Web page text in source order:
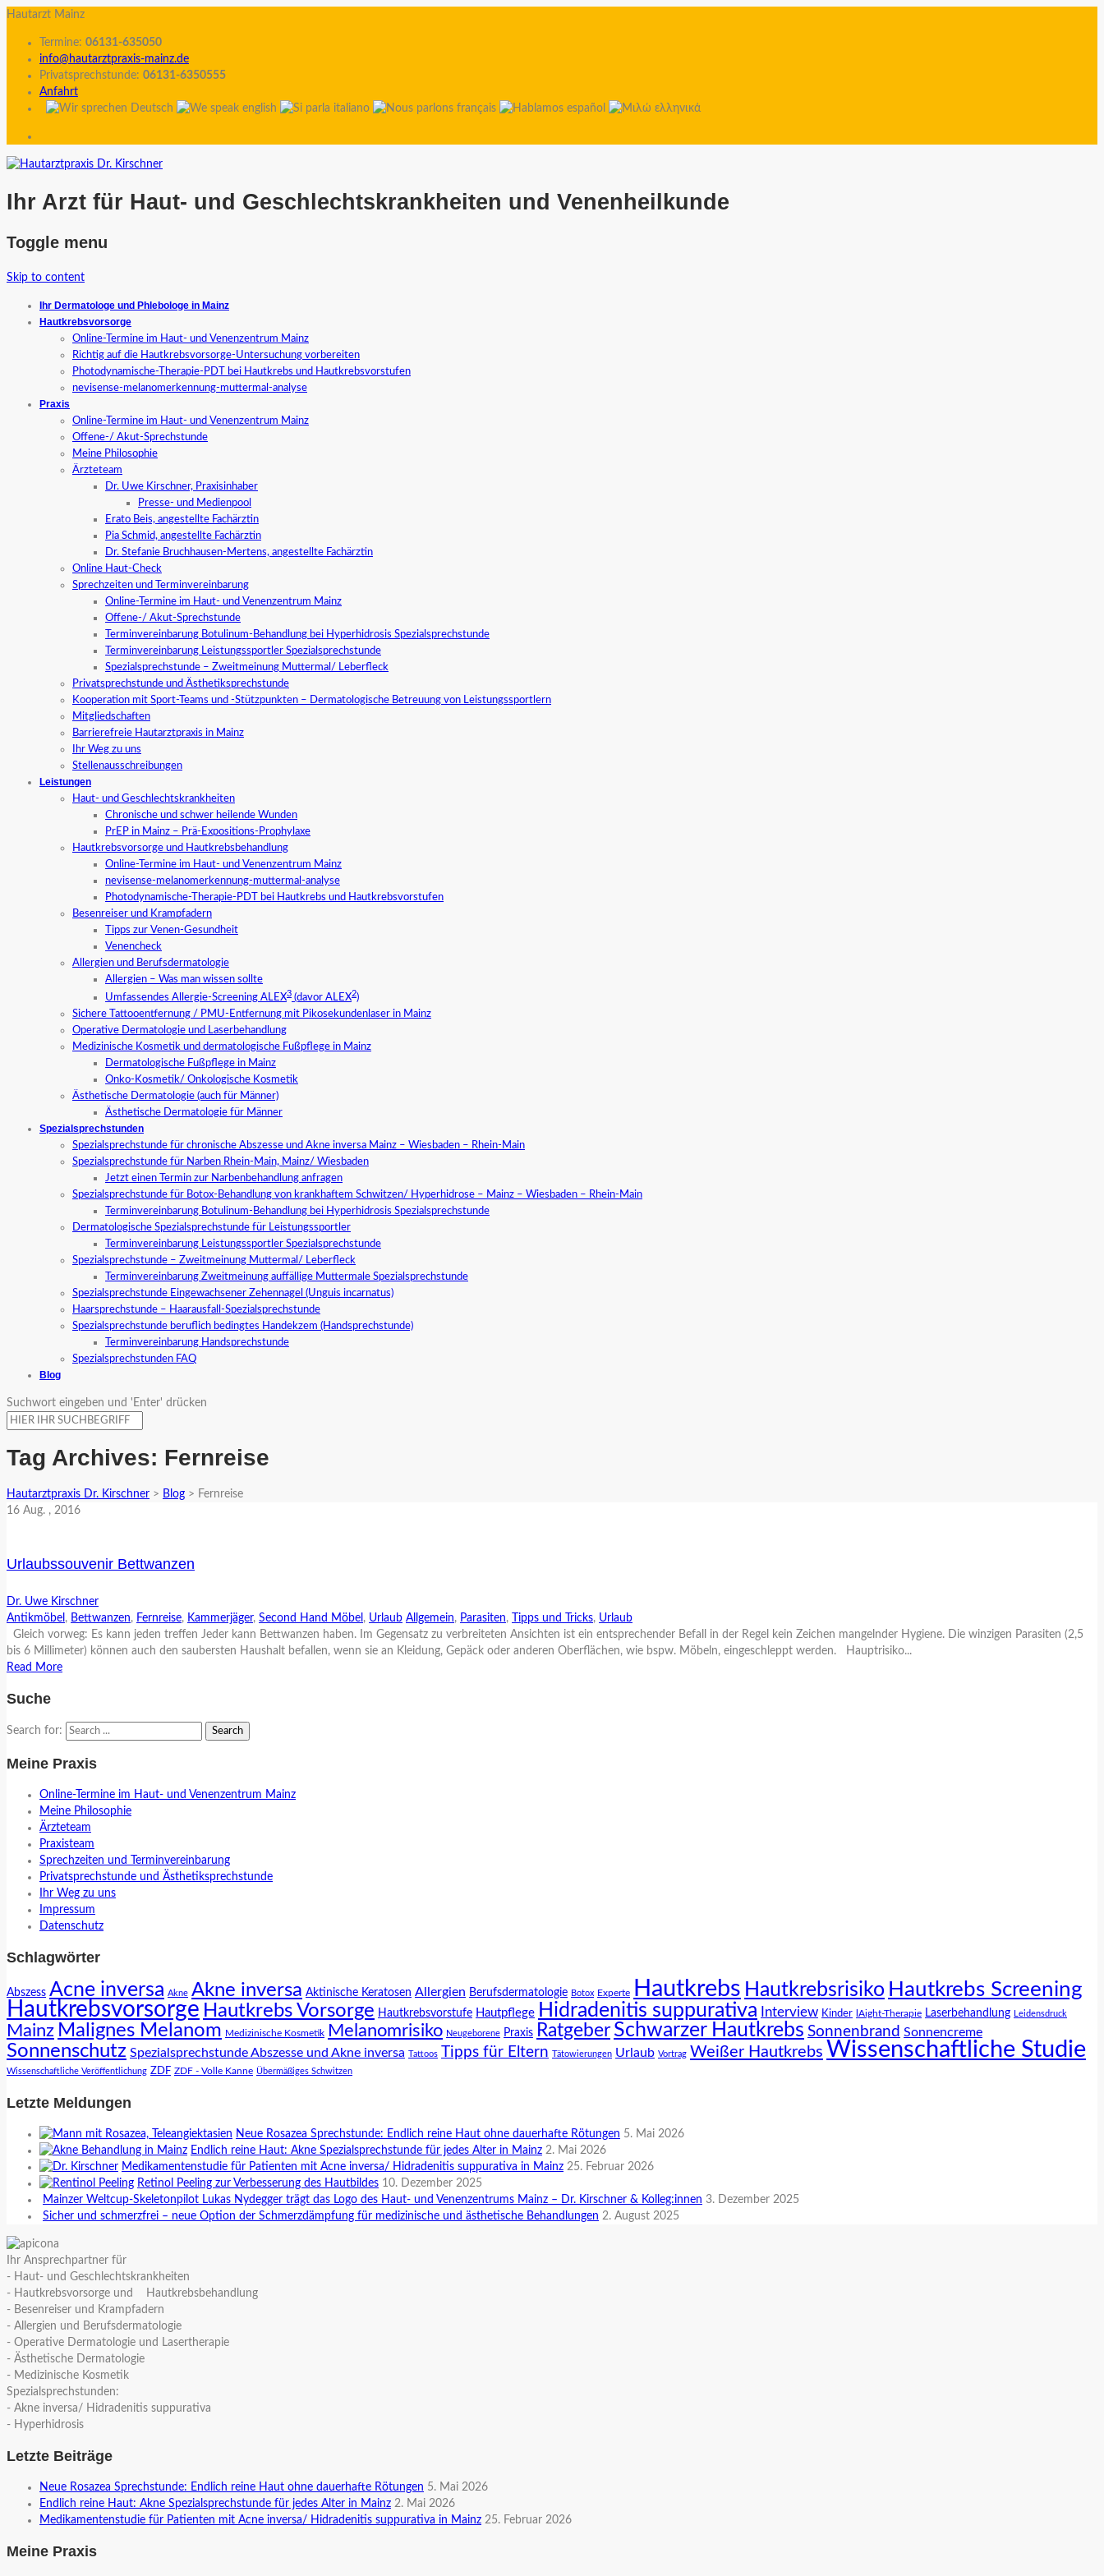
Hautarzt Mainz
Termine: 06131-635050
info@hautarztpraxis-mainz.de
Privatsprechstunde: 06131-6350555
Anfahrt
Ihr Arzt für Haut- und Geschlechtskrankheiten und Venenheilkunde
Toggle menu
Skip to content
Ihr Dermatologe und Phlebologe in Mainz
Hautkrebsvorsorge
Online-Termine im Haut- und Venenzentrum Mainz
Richtig auf die Hautkrebsvorsorge-Untersuchung vorbereiten
Photodynamische-Therapie-PDT bei Hautkrebs und Hautkrebsvorstufen
nevisense-melanomerkennung-muttermal-analyse
Praxis
Online-Termine im Haut- und Venenzentrum Mainz
Offene-/ Akut-Sprechstunde
Meine Philosophie
Ärzteteam
Dr. Uwe Kirschner, Praxisinhaber
Presse- und Medienpool
Erato Beis, angestellte Fachärztin
Pia Schmid, angestellte Fachärztin
Dr. Stefanie Bruchhausen-Mertens, angestellte Fachärztin
Online Haut-Check
Sprechzeiten und Terminvereinbarung
Online-Termine im Haut- und Venenzentrum Mainz
Offene-/ Akut-Sprechstunde
Terminvereinbarung Botulinum-Behandlung bei Hyperhidrosis Spezialsprechstunde
Terminvereinbarung Leistungssportler Spezialsprechstunde
Spezialsprechstunde – Zweitmeinung Muttermal/ Leberfleck
Privatsprechstunde und Ästhetiksprechstunde
Kooperation mit Sport-Teams und -Stützpunkten – Dermatologische Betreuung von Leistungssportlern
Mitgliedschaften
Barrierefreie Hautarztpraxis in Mainz
Ihr Weg zu uns
Stellenausschreibungen
Leistungen
Haut- und Geschlechtskrankheiten
Chronische und schwer heilende Wunden
PrEP in Mainz – Prä-Expositions-Prophylaxe
Hautkrebsvorsorge und Hautkrebsbehandlung
Online-Termine im Haut- und Venenzentrum Mainz
nevisense-melanomerkennung-muttermal-analyse
Photodynamische-Therapie-PDT bei Hautkrebs und Hautkrebsvorstufen
Besenreiser und Krampfadern
Tipps zur Venen-Gesundheit
Venencheck
Allergien und Berufsdermatologie
Allergien – Was man wissen sollte
Umfassendes Allergie-Screening ALEX3 (davor ALEX2)
Sichere Tattooentfernung / PMU-Entfernung mit Pikosekundenlaser in Mainz
Operative Dermatologie und Laserbehandlung
Medizinische Kosmetik und dermatologische Fußpflege in Mainz
Dermatologische Fußpflege in Mainz
Onko-Kosmetik/ Onkologische Kosmetik
Ästhetische Dermatologie (auch für Männer)
Ästhetische Dermatologie für Männer
Spezialsprechstunden
Spezialsprechstunde für chronische Abszesse und Akne inversa Mainz – Wiesbaden – Rhein-Main
Spezialsprechstunde für Narben Rhein-Main, Mainz/ Wiesbaden
Jetzt einen Termin zur Narbenbehandlung anfragen
Spezialsprechstunde für Botox-Behandlung von krankhaftem Schwitzen/ Hyperhidrose – Mainz – Wiesbaden – Rhein-Main
Terminvereinbarung Botulinum-Behandlung bei Hyperhidrosis Spezialsprechstunde
Dermatologische Spezialsprechstunde für Leistungssportler
Terminvereinbarung Leistungssportler Spezialsprechstunde
Spezialsprechstunde – Zweitmeinung Muttermal/ Leberfleck
Terminvereinbarung Zweitmeinung auffällige Muttermale Spezialsprechstunde
Spezialsprechstunde Eingewachsener Zehennagel (Unguis incarnatus)
Haarsprechstunde – Haarausfall-Spezialsprechstunde
Spezialsprechstunde beruflich bedingtes Handekzem (Handsprechstunde)
Terminvereinbarung Handsprechstunde
Spezialsprechstunden FAQ
Blog
Suchwort eingeben und 'Enter' drücken
Tag Archives: Fernreise
Hautarztpraxis Dr. Kirschner > Blog > Fernreise
16 Aug. , 2016
Urlaubssouvenir Bettwanzen
Dr. Uwe Kirschner
Antikmöbel , Bettwanzen, Fernreise, Kammerjäger, Second Hand Möbel , Urlaub Allgemein, Parasiten, Tipps und Tricks, Urlaub
Gleich vorweg: Es kann jeden treffen Jeder kann Bettwanzen haben. Im Gegensatz zu verbreiteten Ansichten ist ein entsprechender Befall in der Regel kein Zeichen mangelnder Hygiene. Die winzigen Parasiten (2,5
bis 6 Millimeter) können auch den saubersten Haushalt befallen, wenn sie an Kleidung, Gepäck oder anderen Oberflächen, wie bspw. Möbeln, eingeschleppt werden. Hauptrisiko...
Read More
Suche
Search for:
Meine Praxis
Online-Termine im Haut- und Venenzentrum Mainz
Meine Philosophie
Ärzteteam
Praxisteam
Sprechzeiten und Terminvereinbarung
Privatsprechstunde und Ästhetiksprechstunde
Ihr Weg zu uns
Impressum
Datenschutz
Schlagwörter
Abszess Acne inversa Akne Akne inversa Aktinische Keratosen Allergien Berufsdermatologie Botox Experte Hautkrebs Hautkrebsrisiko Hautkrebs Screening
Hautkrebsvorsorge Hautkrebs Vorsorge Hautkrebsvorstufe Hautpflege Hidradenitis suppurativa Interview Kinder lAight-Therapie Laserbehandlung Leidensdruck
Mainz Malignes Melanom Medizinische Kosmetik Melanomrisiko Neugeborene Praxis Ratgeber Schwarzer Hautkrebs Sonnenbrand Sonnencreme
Sonnenschutz Spezialsprechstunde Abszesse und Akne inversa Tattoos Tipps für Eltern Tätowierungen Urlaub Vortrag Weißer Hautkrebs Wissenschaftliche Studie
Wissenschaftliche Veröffentlichung ZDF ZDF - Volle Kanne Übermäßiges Schwitzen
Letzte Meldungen
Neue Rosazea Sprechstunde: Endlich reine Haut ohne dauerhafte Rötungen 5. Mai 2026
Endlich reine Haut: Akne Spezialsprechstunde für jedes Alter in Mainz 2. Mai 2026
Medikamentenstudie für Patienten mit Acne inversa/ Hidradenitis suppurativa in Mainz 25. Februar 2026
Retinol Peeling zur Verbesserung des Hautbildes 10. Dezember 2025
Mainzer Weltcup-Skeletonpilot Lukas Nydegger trägt das Logo des Haut- und Venenzentrums Mainz – Dr. Kirschner & Kolleg:innen 3. Dezember 2025
Sicher und schmerzfrei – neue Option der Schmerzdämpfung für medizinische und ästhetische Behandlungen 2. August 2025
Ihr Ansprechpartner für
- Haut- und Geschlechtskrankheiten
- Hautkrebsvorsorge und Hautkrebsbehandlung
- Besenreiser und Krampfadern
- Allergien und Berufsdermatologie
- Operative Dermatologie und Lasertherapie
- Ästhetische Dermatologie
- Medizinische Kosmetik
Spezialsprechstunden:
- Akne inversa/ Hidradenitis suppurativa
- Hyperhidrosis
Letzte Beiträge
Neue Rosazea Sprechstunde: Endlich reine Haut ohne dauerhafte Rötungen 5. Mai 2026
Endlich reine Haut: Akne Spezialsprechstunde für jedes Alter in Mainz 2. Mai 2026
Medikamentenstudie für Patienten mit Acne inversa/ Hidradenitis suppurativa in Mainz 25. Februar 2026
Meine Praxis